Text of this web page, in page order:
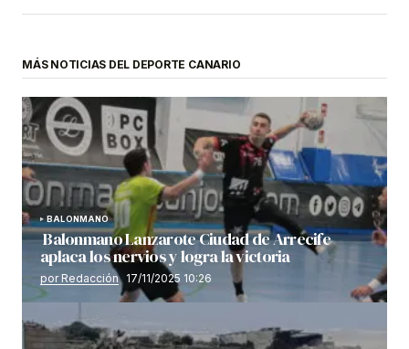
MÁS NOTICIAS DEL DEPORTE CANARIO
BALONMANO
Balonmano Lanzarote Ciudad de Arrecife
aplaca los nervios y logra la victoria
por Redacción 17/11/2025 10:26